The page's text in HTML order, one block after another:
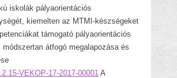
iskolák pályaorientációs
kiemelten az MTMI-készségeket
támogató pályaorientációs
módszertan átfogó megalapozása és
VEKOP-17-2017-00001 A